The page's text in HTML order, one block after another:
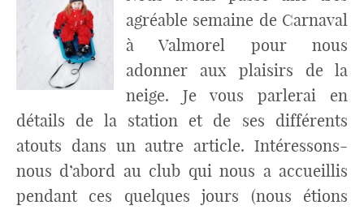
agréable semaine de Carnaval
à Valmorel pour nous
adonner aux plaisirs de la
neige. Je vous parlerai en
détails de la station et de ses différents
atouts dans un autre article. Intéressons-
nous d’abord au club qui nous a accueillis
pendant ces quelques jours (nous étions